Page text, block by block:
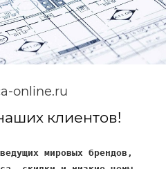
online.ru
клиентов!
мировых брендов,